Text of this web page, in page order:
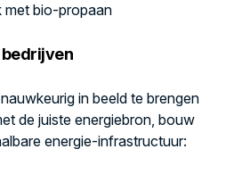
met bio-propaan
in beeld te brengen
de juiste energiebron, bouw
energie-infrastructuur: